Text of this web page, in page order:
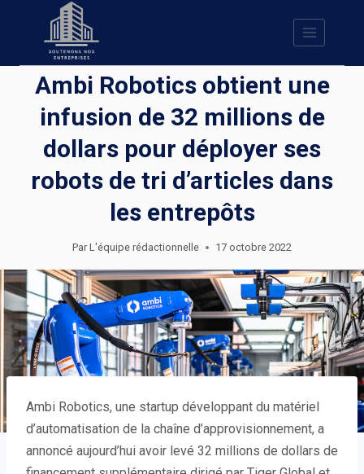
Ambi Robotics obtient une
infusion de 32 millions de
dollars pour déployer ses
robots de tri d’articles dans
les entrepôts
Par L'équipe rédactionnelle 17 octobre 2022
Ambi Robotics, une startup développant du matériel
d’automatisation de la chaîne d’approvisionnement, a
annoncé aujourd’hui avoir levé 32 millions de dollars de